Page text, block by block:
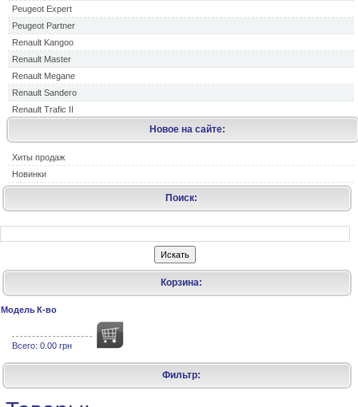
Peugeot Expert
Peugeot Partner
Renault Kangoo
Renault Master
Renault Megane
Renault Sandero
Renault Trafic II
Новое на сайте:
Хиты продаж
Новинки
Поиск:
Корзина:
Модель К-во
Всего: 0.00 грн
Фильтр: